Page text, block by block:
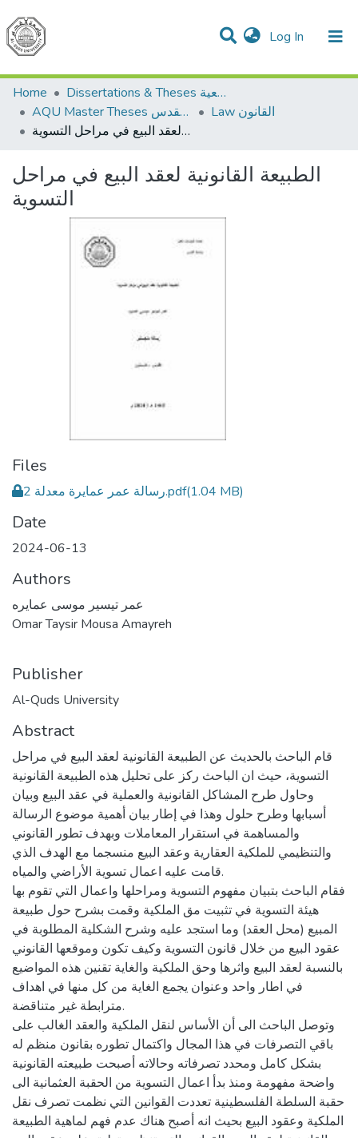
Log In (current)
Communities & Collections
All of DSpace
Home
Dissertations & Theses الرسائل الجامعية
AQU Master Theses الرسائل الجامعية الخاصة بجامعة القدس
Law القانون
الطبيعة القانونية لعقد البيع في مراحل التسوية
الطبيعة القانونية لعقد البيع في مراحل
التسوية
Files
رسالة عمر عمايرة معدلة 2.pdf(1.04 MB)
Date
2024-06-13
Authors
عمر تيسير موسى عمايره
Omar Taysir Mousa Amayreh
Publisher
Al-Quds University
Abstract
قام الباحث بالحديث عن الطبيعة القانونية لعقد البيع في مراحل
التسوية، حيث ان الباحث ركز على تحليل هذه الطبيعة القانونية
وحاول طرح المشاكل القانونية والعملية في عقد البيع وبيان
أسبابها وطرح حلول وهذا في إطار بيان أهمية موضوع الرسالة
والمساهمة في استقرار المعاملات وبهدف تطور القانوني
والتنظيمي للملكية العقارية وعقد البيع منسجما مع الهدف الذي
قامت عليه اعمال تسوية الأراضي والمياه.
فقام الباحث بتبيان مفهوم التسوية ومراحلها واعمال التي تقوم بها
هيئة التسوية في تثبيت مق الملكية وقمت بشرح حول طبيعة
المبيع (محل العقد) وما استجد عليه وشرح الشكلية المطلوبة في
عقود البيع من خلال قانون التسوية وكيف تكون وموقعها القانوني
بالنسبة لعقد البيع واثرها وحق الملكية والغاية تقنين هذه المواضيع
في اطار واحد وعنوان يجمع الغاية من كل منها في اهداف
مترابطة غير متناقضة.
وتوصل الباحث الى أن الأساس لنقل الملكية والعقد الغالب على
باقي التصرفات في هذا المجال واكتمال تطوره بقانون منظم له
بشكل كامل ومحدد تصرفاته وحالاته أصبحت طبيعته القانونية
واضحة مفهومة ومنذ بدأ اعمال التسوية من الحقبة العثمانية الى
حقبة السلطة الفلسطينية تعددت القوانين التي نظمت تصرف نقل
الملكية وعقود البيع بحيث انه أصبح هناك عدم فهم لماهية الطبيعة